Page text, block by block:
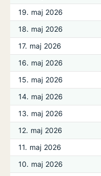
19. maj 2026
18. maj 2026
17. maj 2026
16. maj 2026
15. maj 2026
14. maj 2026
13. maj 2026
12. maj 2026
11. maj 2026
10. maj 2026